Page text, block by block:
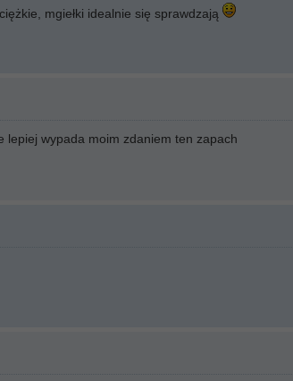
mgiełki idealnie się sprawdzają
lepiej wypada moim zdaniem ten zapach